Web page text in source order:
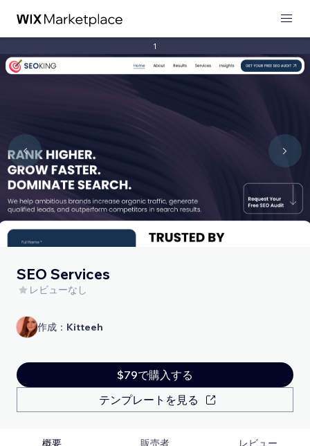
1
SEO Services
レビューなし
作成： Kitteeh
$79で購入する
テンプレートを見る
概要 販売者 レビュー